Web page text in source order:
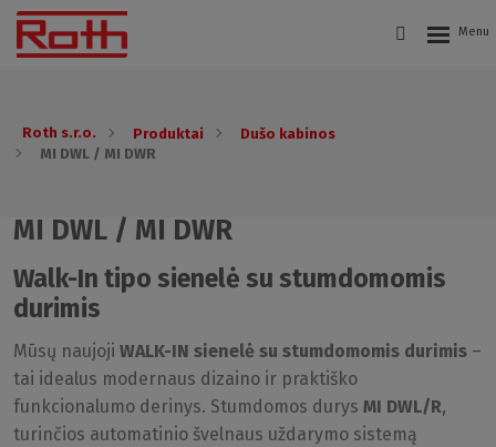
Roth s.r.o. Produktai
Dušo kabinos
MI DWL / MI DWR
MI DWL / MI DWR
Walk-In tipo sienelė su stumdomomis
durimis
Mūsų naujoji WALK-IN sienelė su stumdomomis durimis –
tai idealus modernaus dizaino ir praktiško
funkcionalumo derinys. Stumdomos durys MI DWL/R,
turinčios automatinio švelnaus uždarymo sistemą